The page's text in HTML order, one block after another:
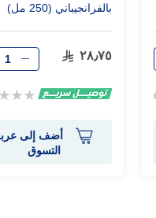
بالفرانجيباني (250 مل)
٢٨٫٧٥
Rating:
أضف إلى
التسوق